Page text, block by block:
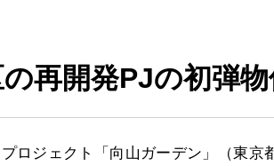
再開発PJの初弾
ロジェクト「向山ガーデン」（東京